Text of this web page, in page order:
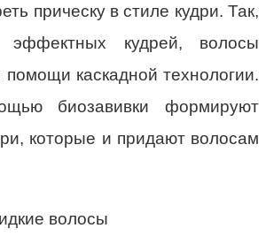
прическу в стиле кудри. Так,
эффектных кудрей, волосы
помощи каскадной технологии.
биозавивки формируют
которые и придают волосам